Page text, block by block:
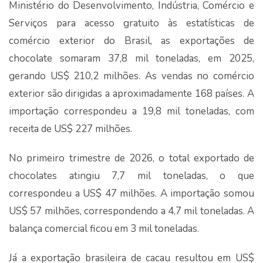
Ministério do Desenvolvimento, Indústria, Comércio e
Serviços para acesso gratuito às estatísticas de
comércio exterior do Brasil, as exportações de
chocolate somaram 37,8 mil toneladas, em 2025,
gerando US$ 210,2 milhões. As vendas no comércio
exterior são dirigidas a aproximadamente 168 países. A
importação correspondeu a 19,8 mil toneladas, com
receita de US$ 227 milhões.
No primeiro trimestre de 2026, o total exportado de
chocolates atingiu 7,7 mil toneladas, o que
correspondeu a US$ 47 milhões. A importação somou
US$ 57 milhões, correspondendo a 4,7 mil toneladas. A
balança comercial ficou em 3 mil toneladas.
Já a exportação brasileira de cacau resultou em US$